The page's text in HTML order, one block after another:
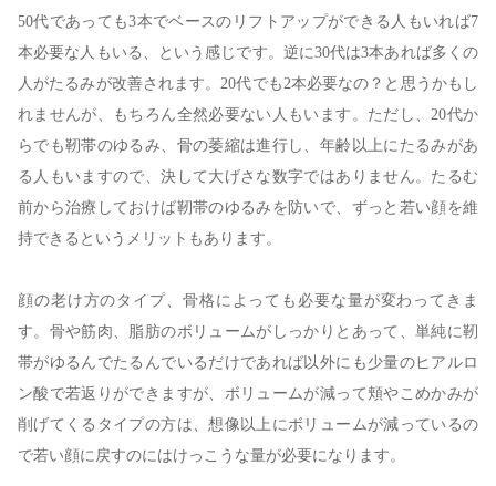
50代であっても3本でベースのリフトアップができる人もいれば7
本必要な人もいる、という感じです。逆に30代は3本あれば多くの
人がたるみが改善されます。20代でも2本必要なの？と思うかもし
れませんが、もちろん全然必要ない人もいます。ただし、20代か
らでも靭帯のゆるみ、骨の萎縮は進行し、年齢以上にたるみがあ
る人もいますので、決して大げさな数字ではありません。たるむ
前から治療しておけば靭帯のゆるみを防いで、ずっと若い顔を維
持できるというメリットもあります。
顔の老け方のタイプ、骨格によっても必要な量が変わってきま
す。骨や筋肉、脂肪のボリュームがしっかりとあって、単純に靭
帯がゆるんでたるんでいるだけであれば以外にも少量のヒアルロ
ン酸で若返りができますが、ボリュームが減って頬やこめかみが
削げてくるタイプの方は、想像以上にボリュームが減っているの
で若い顔に戻すのにはけっこうな量が必要になります。